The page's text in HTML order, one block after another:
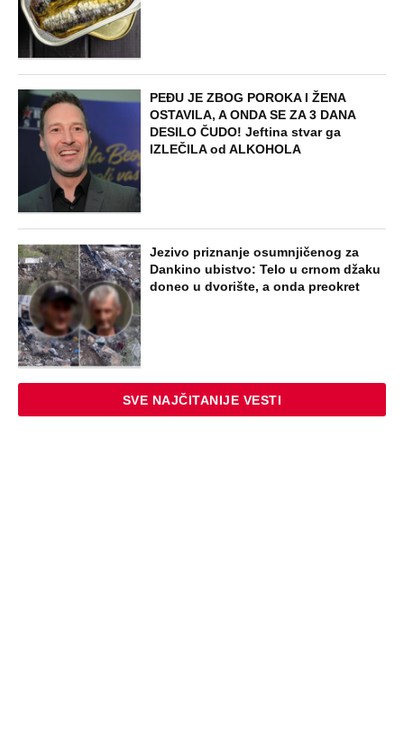
PEĐU JE ZBOG POROKA I ŽENA
OSTAVILA, A ONDA SE ZA 3 DANA
DESILO ČUDO! Jeftina stvar ga
IZLEČILA od ALKOHOLA
Jezivo priznanje osumnjičenog za
Dankino ubistvo: Telo u crnom džaku
doneo u dvorište, a onda preokret
SVE NAJČITANIJE VESTI